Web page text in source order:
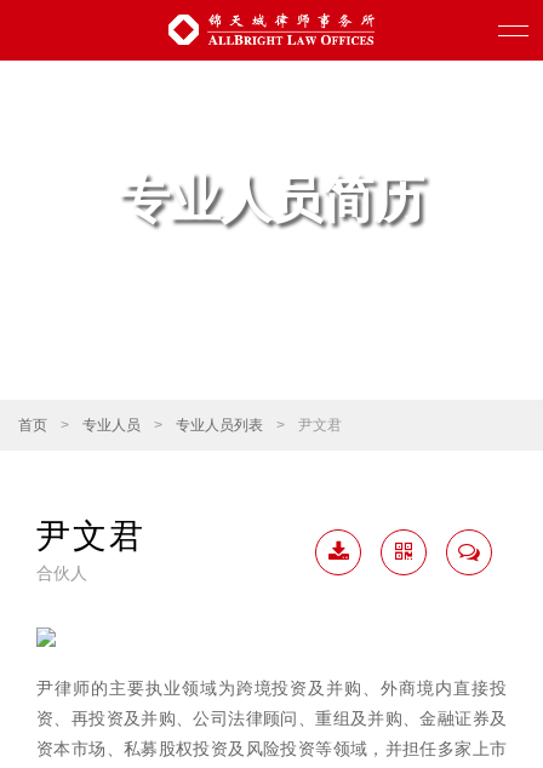
专业人员简历
首页 > 专业人员 > 专业人员列表 > 尹文君
尹文君
合伙人
尹律师的主要执业领域为跨境投资及并购、外商境内直接投
资、再投资及并购、公司法律顾问、重组及并购、金融证券及
资本市场、私募股权投资及风险投资等领域，并担任多家上市